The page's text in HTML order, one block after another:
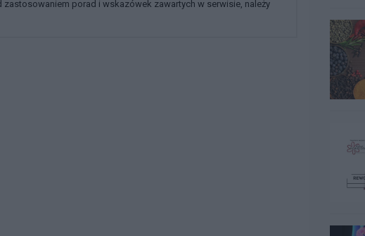
porad i wskazówek zawartych w serwisie, należy